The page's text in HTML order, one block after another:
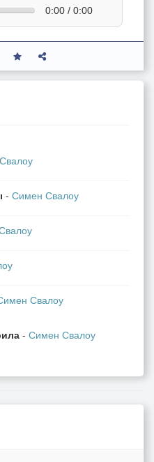
0:00 / 0:00
- Симен Свалоу
Свалоу
- Симен Свалоу